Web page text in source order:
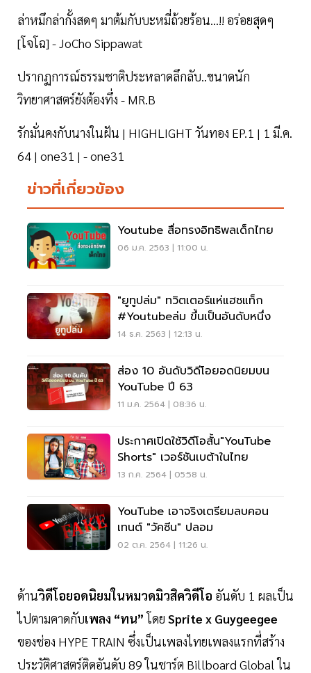
ล่าหมึกล่ากั้งสดๆ มาต้มกับบะหมี่ถ้วยร้อน...!! อร่อยสุดๆ
[โจโฉ] - JoCho Sippawat
ปรากฏการณ์ธรรมชาติประหลาดลึกลับ..ขนาดนัก
วิทยาศาสตร์ยังต้องทึ่ง - MR.B
รักมั่นคงกับนางในฝัน | HIGHLIGHT วันทอง EP.1 | 1 มี.ค.
64 | one31 | - one31
ข่าวที่เกี่ยวข้อง
Youtube สื่อทรงอิทธิพลเด็กไทย
06 ม.ค. 2563 | 11:00 น.
"ยูทูปล่ม" ทวิตเตอร์แห่แฮชแท็ก
#youtubeล่ม ขึ้นเป็นอันดับหนึ่ง
14 ธ.ค. 2563 | 12:13 น.
ส่อง 10 อันดับวิดีโอยอดนิยมบน
YouTube ปี 63
11 ม.ค. 2564 | 08:36 น.
ประกาศเปิดใช้วิดีโอสั้น"YouTube
Shorts" เวอร์ชันเบต้าในไทย
13 ก.ค. 2564 | 05:58 น.
YouTube เอาจริงเตรียมลบคอน
เทนต์ "วัคซีน" ปลอม
02 ต.ค. 2564 | 11:26 น.
ด้านวิดีโอยอดนิยมในหมวดมิวสิควิดีโอ อันดับ 1 ผลเป็น
ไปตามคาดกับเพลง “ทน”โดย Sprite x Guygeegee
ของช่อง HYPE TRAIN ซึ่งเป็นเพลงไทยเพลงแรกที่สร้าง
ประวัติศาสตร์ติดอันดับ 89 ในชาร์ต Billboard Global ใน